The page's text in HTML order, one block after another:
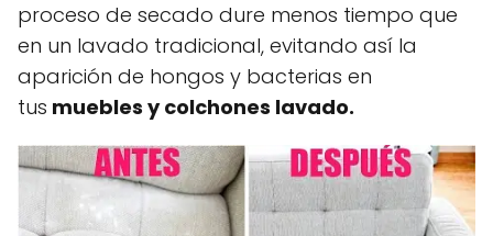
proceso de secado dure menos tiempo que
en un lavado tradicional, evitando así la
aparición de hongos y bacterias en
tus muebles y colchones lavado.